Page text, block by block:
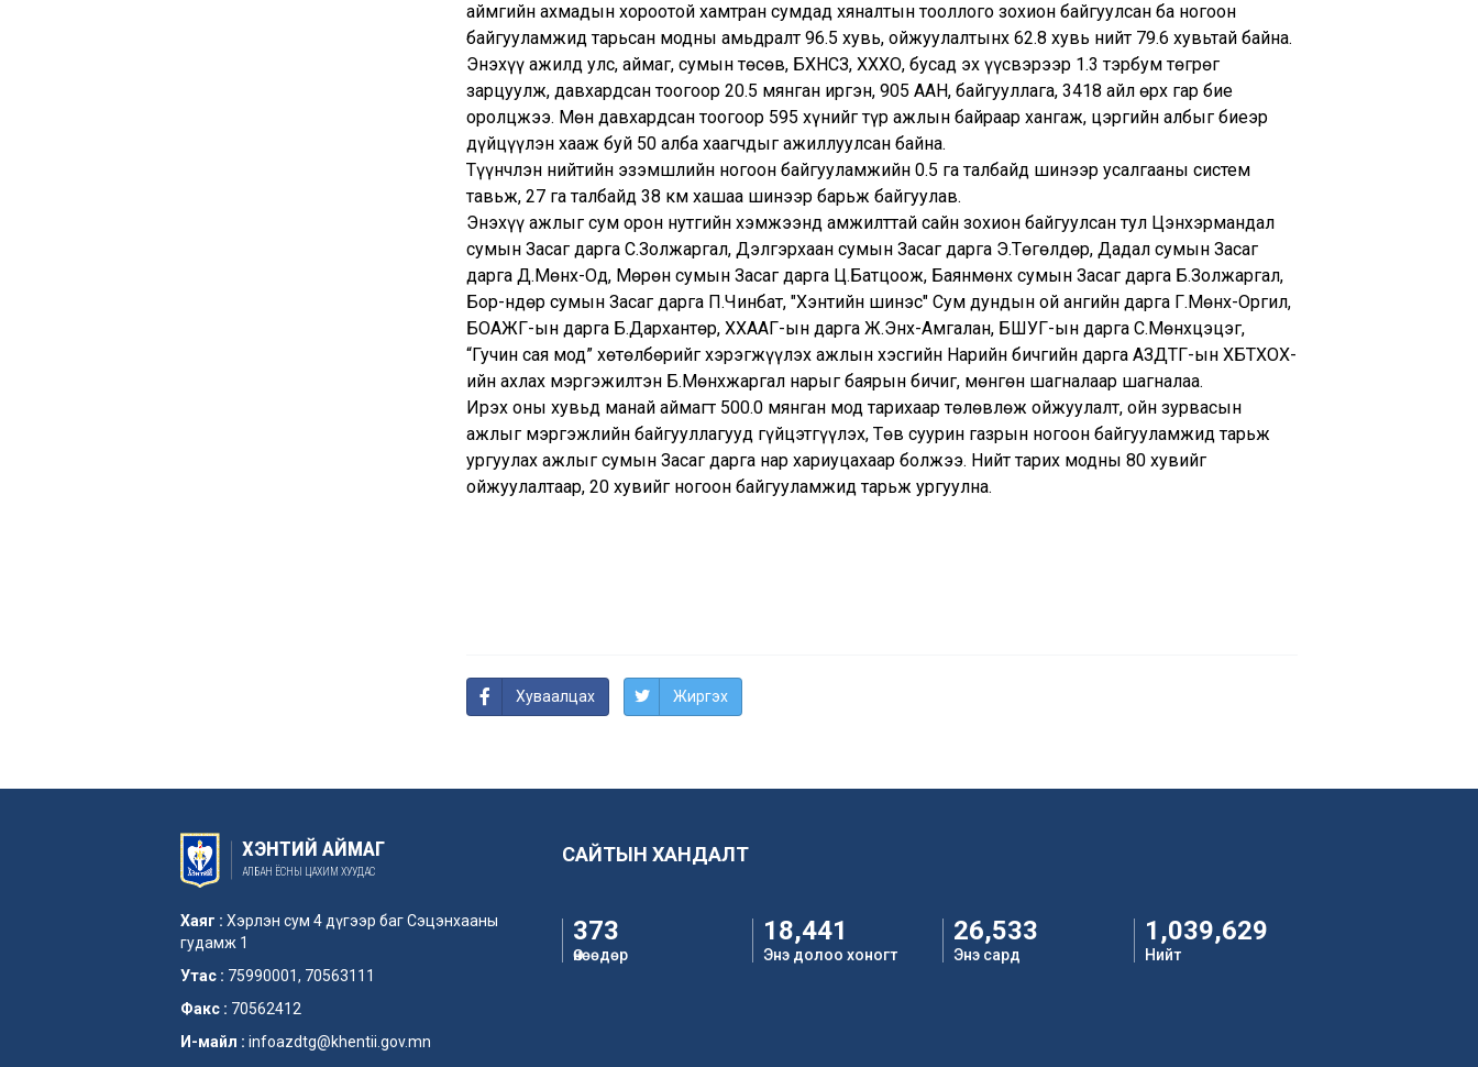
аймгийн ахмадын хороотой хамтран сумдад хяналтын тооллого зохион байгуулсан ба ногоон
байгууламжид тарьсан модны амьдралт 96.5 хувь, ойжуулалтынх 62.8 хувь нийт 79.6 хувьтай байна.
Энэхүү ажилд улс, аймаг, сумын төсөв, БХНСЗ, ХХХО, бусад эх үүсвэрээр 1.3 тэрбум төгрөг
зарцуулж, давхардсан тоогоор 20.5 мянган иргэн, 905 ААН, байгууллага, 3418 айл өрх гар бие
оролцжээ. Мөн давхардсан тоогоор 595 хүнийг түр ажлын байраар хангаж, цэргийн албыг биеэр
дүйцүүлэн хааж буй 50 алба хаагчдыг ажиллуулсан байна.
Түүнчлэн нийтийн эзэмшлийн ногоон байгууламжийн 0.5 га талбайд шинээр усалгааны систем
тавьж, 27 га талбайд 38 км хашаа шинээр барьж байгуулав.
Энэхүү ажлыг сум орон нутгийн хэмжээнд амжилттай сайн зохион байгуулсан тул Цэнхэрмандал
сумын Засаг дарга С.Золжаргал, Дэлгэрхаан сумын Засаг дарга Э.Төгөлдөр, Дадал сумын Засаг
дарга Д.Мөнх-Од, Мөрөн сумын Засаг дарга Ц.Батцоож, Баянмөнх сумын Засаг дарга Б.Золжаргал,
Бор-Өндөр сумын Засаг дарга П.Чинбат, "Хэнтийн шинэс" Сум дундын ой ангийн дарга Г.Мөнх-Оргил,
БОАЖГ-ын дарга Б.Дархантөр, ХХААГ-ын дарга Ж.Энх-Амгалан, БШУГ-ын дарга С.Мөнхцэцэг,
“Гучин сая мод” хөтөлбөрийг хэрэгжүүлэх ажлын хэсгийн Нарийн бичгийн дарга АЗДТГ-ын ХБТХОХ-
ийн ахлах мэргэжилтэн Б.Мөнхжаргал нарыг баярын бичиг, мөнгөн шагналаар шагналаа.
Ирэх оны хувьд манай аймагт 500.0 мянган мод тарихаар төлөвлөж ойжуулалт, ойн зурвасын
ажлыг мэргэжлийн байгууллагууд гүйцэтгүүлэх, Төв суурин газрын ногоон байгууламжид тарьж
ургуулах ажлыг сумын Засаг дарга нар хариуцахаар болжээ. Нийт тарих модны 80 хувийг
ойжуулалтаар, 20 хувийг ногоон байгууламжид тарьж ургуулна.
Хуваалцах Жиргэх
ХЭНТИЙ АЙМАГ
АЛБАН ЁСНЫ ЦАХИМ ХУУДАС
Хаяг : Хэрлэн сум 4 дүгээр баг Сэцэнхааны
гудамж 1
Утас : 75990001, 70563111
Факс : 70562412
И-майл : infoazdtg@khentii.gov.mn
САЙТЫН ХАНДАЛТ
373
Өнөөдөр
18,441
Энэ долоо хоногт
26,533
Энэ сард
1,039,629
Нийт